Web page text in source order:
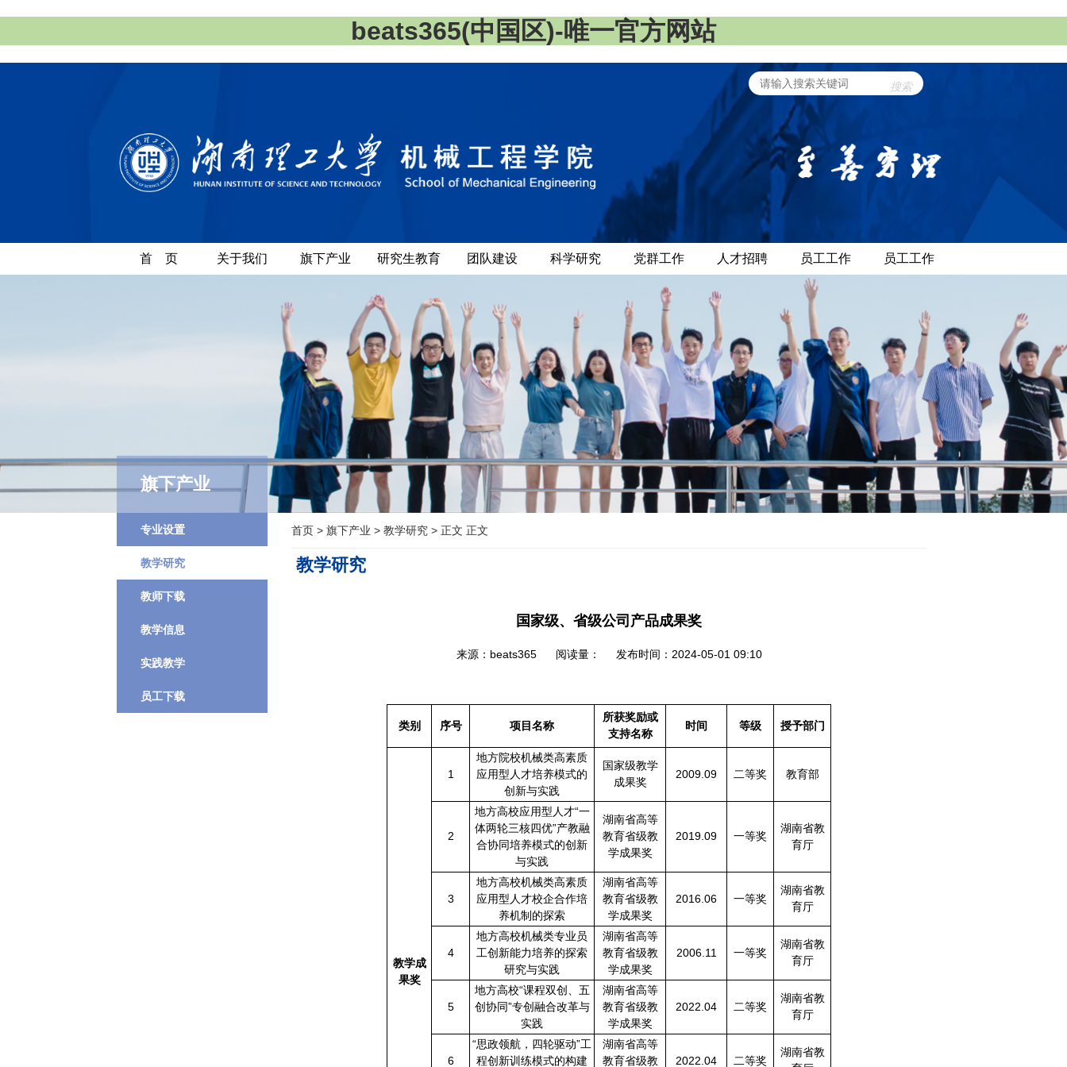
beats365(中国区)-唯一官方网站
搜索
首 页 关于我们 旗下产业 研究生教育 团队建设 科学研究 党群工作 人才招聘 员工工作 员工工作
旗下产业
专业设置
教学研究
教师下载
教学信息
实践教学
员工下载
首页 > 旗下产业 > 教学研究 > 正文 正文
教学研究
国家级、省级公司产品成果奖
来源：beats365 阅读量： 发布时间：2024-05-01 09:10
类别 序号 项目名称
所获奖励或
支持名称
时间 等级 授予部门
教学成
果奖
1
地方院校机械类高素质
应用型人才培养模式的
创新与实践
国家级教学
成果奖
2009.09 二等奖 教育部
2
地方高校应用型人才“一
体两轮三核四优”产教融
合协同培养模式的创新
与实践
湖南省高等
教育省级教
学成果奖
2019.09 一等奖
湖南省教
育厅
3
地方高校机械类高素质
应用型人才校企合作培
养机制的探索
湖南省高等
教育省级教
学成果奖
2016.06 一等奖
湖南省教
育厅
4
地方高校机械类专业员
工创新能力培养的探索
研究与实践
湖南省高等
教育省级教
学成果奖
2006.11 一等奖
湖南省教
育厅
5
地方高校“课程双创、五
创协同”专创融合改革与
实践
湖南省高等
教育省级教
学成果奖
2022.04 二等奖
湖南省教
育厅
6
“思政领航，四轮驱动”工
程创新训练模式的构建
湖南省高等
教育省级教
2022.04 二等奖
湖南省教